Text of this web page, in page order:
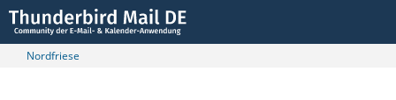
Nordfriese